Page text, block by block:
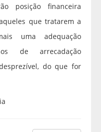
posição financeira
que tratarem a
uma adequação
de arrecadação
do que for